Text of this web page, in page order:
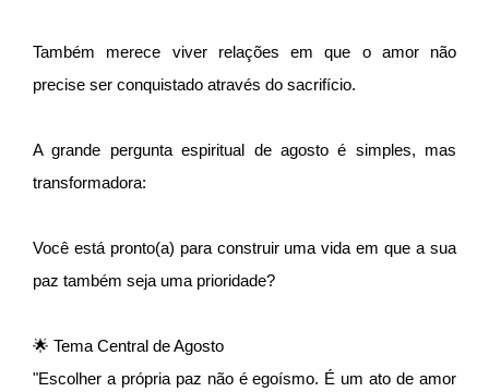
Também merece viver relações em que o amor não
precise ser conquistado através do sacrifício.
A grande pergunta espiritual de agosto é simples, mas
transformadora:
Você está pronto(a) para construir uma vida em que a sua
paz também seja uma prioridade?
🌟 Tema Central de Agosto
"Escolher a própria paz não é egoísmo. É um ato de amor